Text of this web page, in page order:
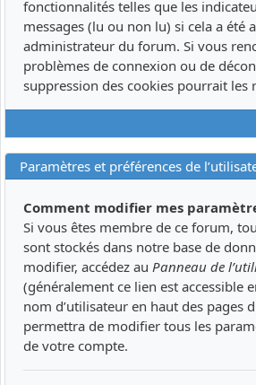
fonctionnalités telles que les
messages (lu ou non lu) si cela a été
administrateur du forum. Si vous
problèmes de connexion ou de
suppression des cookies pourrait les
Paramètres et préférences de
Comment modifier mes
Si vous êtes membre de ce forum,
sont stockés dans notre base de
modifier, accédez au Panneau de
(généralement ce lien est accessible
nom d’utilisateur en haut des pages
permettra de modifier tous les
de votre compte.